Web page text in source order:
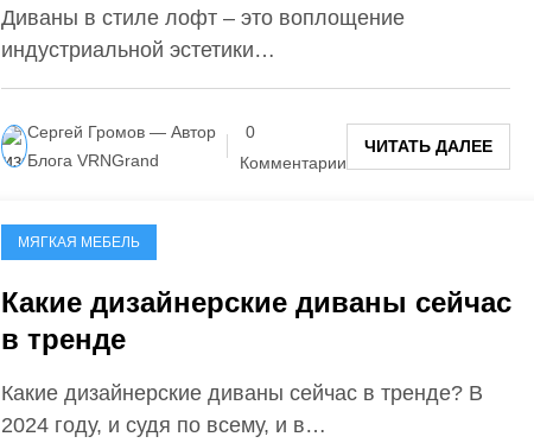
Диваны в стиле лофт – это воплощение
индустриальной эстетики…
Сергей Громов — Автор
Блога VRNGrand
0
Комментарии
ЧИТАТЬ ДАЛЕЕ
МЯГКАЯ МЕБЕЛЬ
Какие дизайнерские диваны сейчас
в тренде
Какие дизайнерские диваны сейчас в тренде? В
2024 году, и судя по всему, и в…